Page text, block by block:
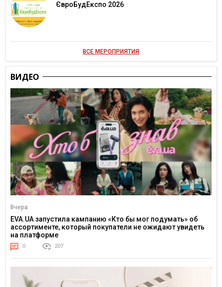
ЄвроБудЕкспо 2026
ВСЕ МЕРОПРИЯТИЯ
ВИДЕО
Вчера
EVA.UA запустила кампанию «Кто бы мог подумать» об
ассортименте, который покупатели не ожидают увидеть
на платформе
0 207